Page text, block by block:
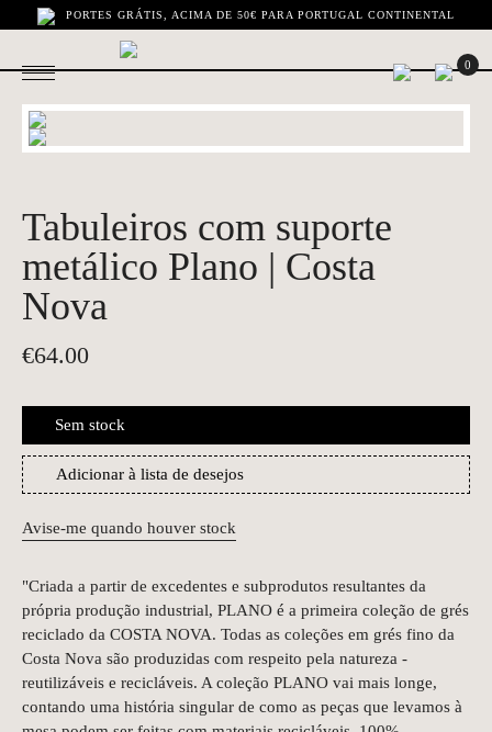
PORTES GRÁTIS, ACIMA DE 50€ PARA PORTUGAL CONTINENTAL
0
Tabuleiros com suporte
metálico Plano | Costa
Nova
€64.00
Sem stock
Adicionar à lista de desejos
Avise-me quando houver stock
"Criada a partir de excedentes e subprodutos resultantes da
própria produção industrial, PLANO é a primeira coleção de grés
reciclado da COSTA NOVA. Todas as coleções em grés fino da
Costa Nova são produzidas com respeito pela natureza -
reutilizáveis e recicláveis. A coleção PLANO vai mais longe,
contando uma história singular de como as peças que levamos à